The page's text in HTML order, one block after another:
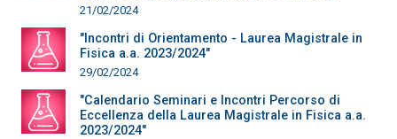
21/02/2024
"Incontri di Orientamento - Laurea Magistrale in
Fisica a.a. 2023/2024"
29/02/2024
"Calendario Seminari e Incontri Percorso di
Eccellenza della Laurea Magistrale in Fisica a.a.
2023/2024"